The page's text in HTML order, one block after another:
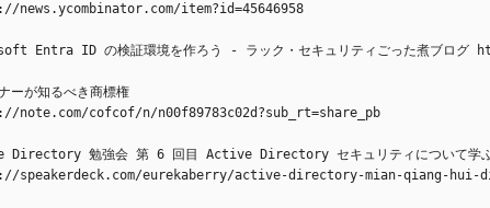
news.ycombinator.com/item?id=45646958
Entra ID の検証環境を作ろう - ラック・セキュリティごった煮ブ
ーが知るべき商標権
note.com/cofcof/n/n00f89783c02d?sub_rt=share_pb
Directory 勉強会 第 6 回目 Active Directory セキュリティについて学
speakerdeck.com/eurekaberry/active-directory-mian-qiang-